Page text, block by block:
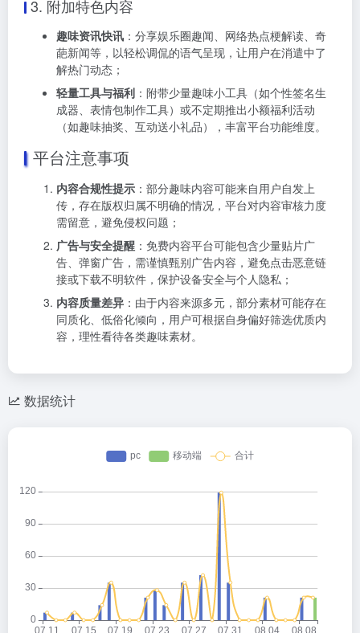
3. 附加特色内容
趣味资讯快讯 ：分享娱乐圈趣闻、网络热点梗解读、奇
葩新闻等，以轻松调侃的语气呈现，让用户在消遣中了
解热门动态；
轻量工具与福利 ：附带少量趣味小工具（如个性签名生
成器、表情包制作工具）或不定期推出小额福利活动
（如趣味抽奖、互动送小礼品），丰富平台功能维度。
平台注意事项
内容合规性提示 ：部分趣味内容可能来自用户自发上
传，存在版权归属不明确的情况，平台对内容审核力度
需留意，避免侵权问题；
广告与安全提醒 ：免费内容平台可能包含少量贴片广
告、弹窗广告，需谨慎甄别广告内容，避免点击恶意链
接或下载不明软件，保护设备安全与个人隐私；
内容质量差异 ：由于内容来源多元，部分素材可能存在
同质化、低俗化倾向，用户可根据自身偏好筛选优质内
容，理性看待各类趣味素材。
数据统计